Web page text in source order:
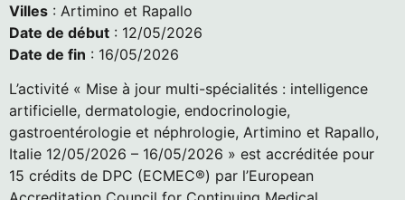
Villes : Artimino et Rapallo
Date de début : 12/05/2026
Date de fin : 16/05/2026
L’activité « Mise à jour multi-spécialités : intelligence
artificielle, dermatologie, endocrinologie,
gastroentérologie et néphrologie, Artimino et Rapallo,
Italie 12/05/2026 – 16/05/2026 » est accréditée pour
15 crédits de DPC (ECMEC®) par l’European